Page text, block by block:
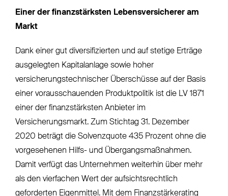
Einer der finanzstärksten Lebensversicherer am
Markt
Dank einer gut diversifizierten und auf stetige Erträge
ausgelegten Kapitalanlage sowie hoher
versicherungstechnischer Überschüsse auf der Basis
einer vorausschauenden Produktpolitik ist die LV 1871
einer der finanzstärksten Anbieter im
Versicherungsmarkt. Zum Stichtag 31. Dezember
2020 beträgt die Solvenzquote 435 Prozent ohne die
vorgesehenen Hilfs- und Übergangsmaßnahmen.
Damit verfügt das Unternehmen weiterhin über mehr
als den vierfachen Wert der aufsichtsrechtlich
geforderten Eigenmittel. Mit dem Finanzstärkerating